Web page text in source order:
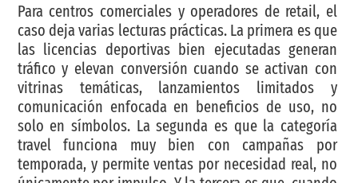
Para centros comerciales y operadores de retail, el
caso deja varias lecturas prácticas. La primera es que
las licencias deportivas bien ejecutadas generan
tráfico y elevan conversión cuando se activan con
vitrinas temáticas, lanzamientos limitados y
comunicación enfocada en beneficios de uso, no
solo en símbolos. La segunda es que la categoría
travel funciona muy bien con campañas por
temporada, y permite ventas por necesidad real, no